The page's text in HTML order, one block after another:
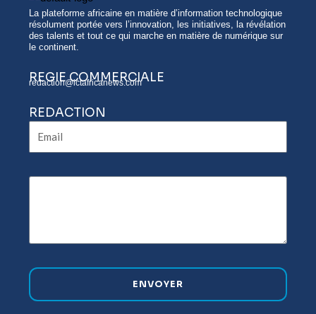
La plateforme africaine en matière d’information technologique
résolument portée vers l’innovation, les initiatives, la révélation
des talents et tout ce qui marche en matière de numérique sur
le continent.
REGIE COMMERCIALE
redaction@ictafricanews.com
REDACTION
ENVOYER